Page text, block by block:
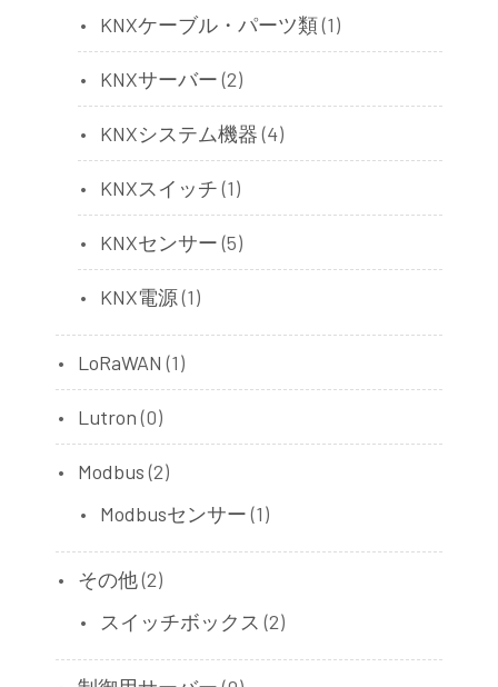
KNXケーブル・パーツ類(1)
KNXサーバー (2)
KNXシステム機器 (4)
KNXスイッチ (1)
KNXセンサー (5)
KNX電源(1)
LoRaWAN (1)
Lutron (0)
Modbus (2)
Modbusセンサー (1)
その他(2)
スイッチボックス (2)